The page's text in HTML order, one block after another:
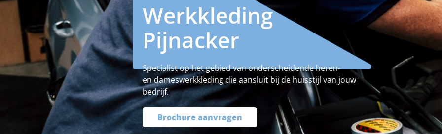
Werkkleding
Pijnacker
Specialist op het gebied van onderscheidende heren-
en dameswerkkleding die aansluit bij de huisstijl van jouw
bedrijf.
Brochure aanvragen